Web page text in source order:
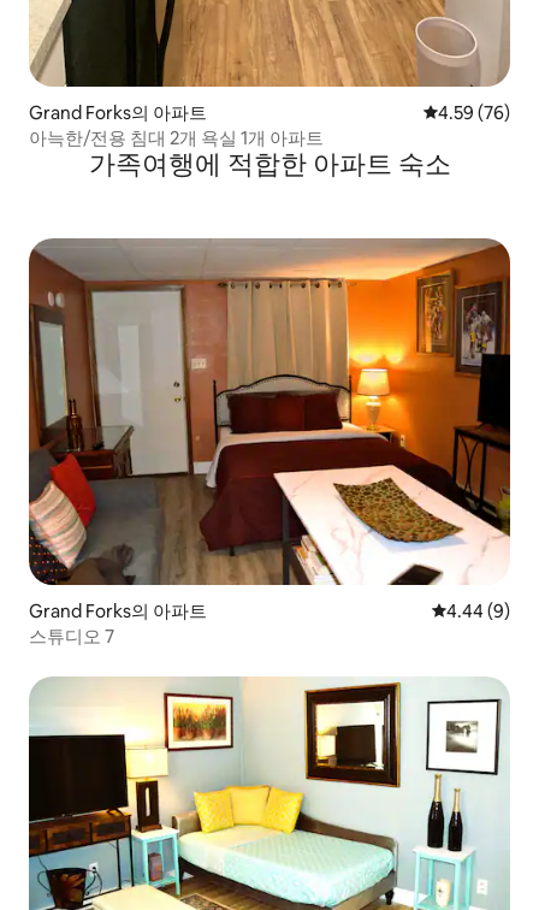
Grand Forks의 아파트 평점 4.59점(5
4.59 (76)
아늑한/전용 침대 2개 욕실 1개 아파트
가족여행에 적합한 아파트 숙소
Grand Forks의 아파트 평점 4.44점
4.44 (9)
스튜디오 7